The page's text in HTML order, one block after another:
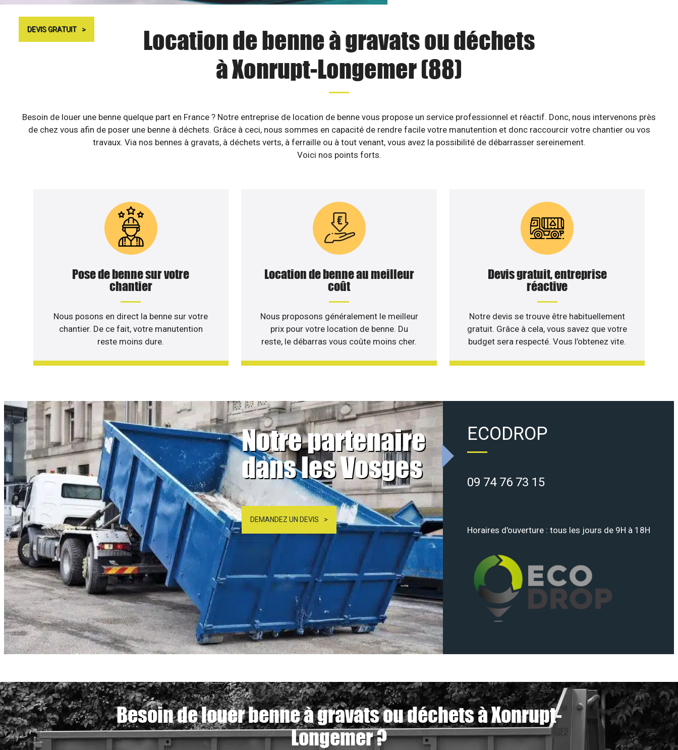
DEVIS GRATUIT
Location de benne à gravats ou déchets
à Xonrupt-Longemer (88)
Besoin de louer une benne quelque part en France ? Notre entreprise de location de benne vous propose un service professionnel et réactif. Donc, nous intervenons près
de chez vous afin de poser une benne à déchets. Grâce à ceci, nous sommes en capacité de rendre facile votre manutention et donc raccourcir votre chantier ou vos
travaux. Via nos bennes à gravats, à déchets verts, à ferraille ou à tout venant, vous avez la possibilité de débarrasser sereinement.
Voici nos points forts.
Pose de benne sur votre
chantier
Nous posons en direct la benne sur votre
chantier. De ce fait, votre manutention
reste moins dure.
Location de benne au meilleur
coût
Nous proposons généralement le meilleur
prix pour votre location de benne. Du
reste, le débarras vous coûte moins cher.
Devis gratuit, entreprise
réactive
Notre devis se trouve être habituellement
gratuit. Grâce à cela, vous savez que votre
budget sera respecté. Vous l’obtenez vite.
Notre partenaire
dans les Vosges
DEMANDEZ UN DEVIS
ECODROP
09 74 76 73 15
Horaires d'ouverture : tous les jours de 9H à 18H
Besoin de louer benne à gravats ou déchets à Xonrupt-
Longemer ?